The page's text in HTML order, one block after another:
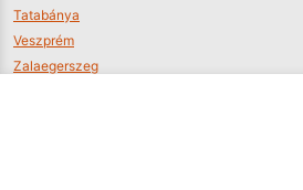
Tatabánya
Veszprém
Zalaegerszeg